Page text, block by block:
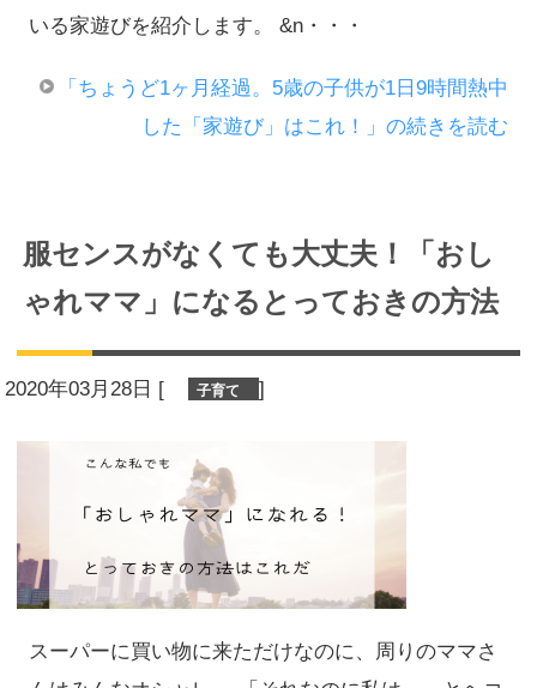
いる家遊びを紹介します。 &n・・・
「ちょうど1ヶ月経過。5歳の子供が1日9時間熱中
した「家遊び」はこれ！」の続きを読む
服センスがなくても大丈夫！「おし
ゃれママ」になるとっておきの方法
2020年03月28日 [ 子育て ]
スーパーに買い物に来ただけなのに、周りのママさ